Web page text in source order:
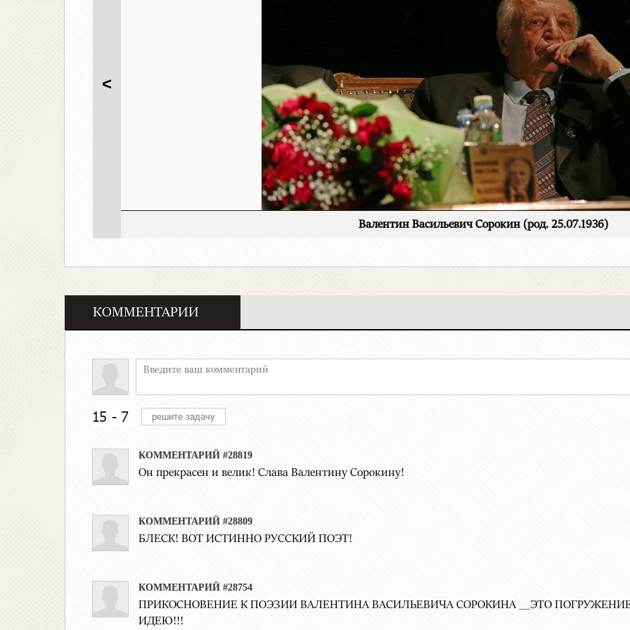
<
Валентин Васильевич Сорокин (род. 25.07.1936)
КОММЕНТАРИИ
КОММЕНТАРИЙ #28819
Он прекрасен и велик! Слава Валентину Сорокину!
КОММЕНТАРИЙ #28809
БЛЕСК! ВОТ ИСТИННО РУССКИЙ ПОЭТ!
КОММЕНТАРИЙ #28754
ПРИКОСНОВЕНИЕ К ПОЭЗИИ ВАЛЕНТИНА ВАСИЛЬЕВИЧА СОРОКИНА __ЭТО
ИДЕЮ!!!